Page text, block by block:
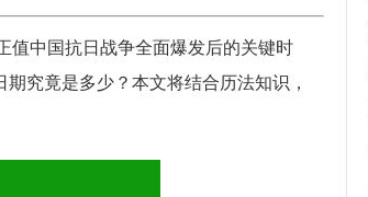
值中国抗日战争全面爆发后的关键时
究竟是多少？本文将结合历法知识，